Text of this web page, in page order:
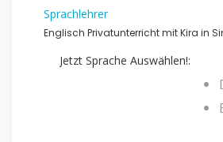
Sprachlehrer
Englisch Privatunterricht mit Kira in
Jetzt Sprache Auswählen!: